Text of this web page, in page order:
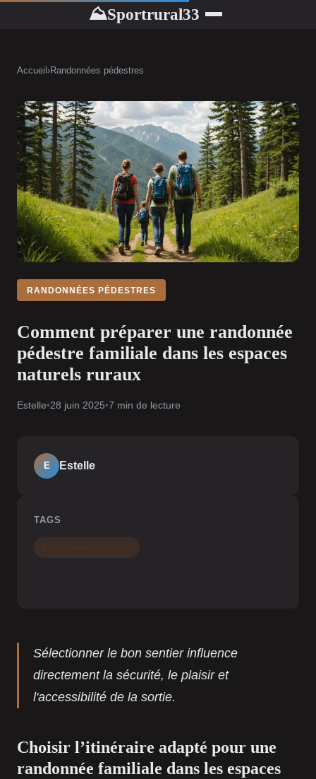
⛰Sportrural33
Accueil ›Randonnées pédestres
RANDONNÉES PÉDESTRES
Comment préparer une randonnée
pédestre familiale dans les espaces
naturels ruraux
Estelle•28 juin 2025•7 min de lecture
Sélectionner le bon sentier influence
directement la sécurité, le plaisir et
l'accessibilité de la sortie.
Choisir l’itinéraire adapté pour une
randonnée familiale dans les espaces
E Estelle
TAGS